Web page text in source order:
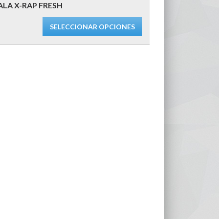
X-RAP FRESH
SELECCIONAR OPCIONES